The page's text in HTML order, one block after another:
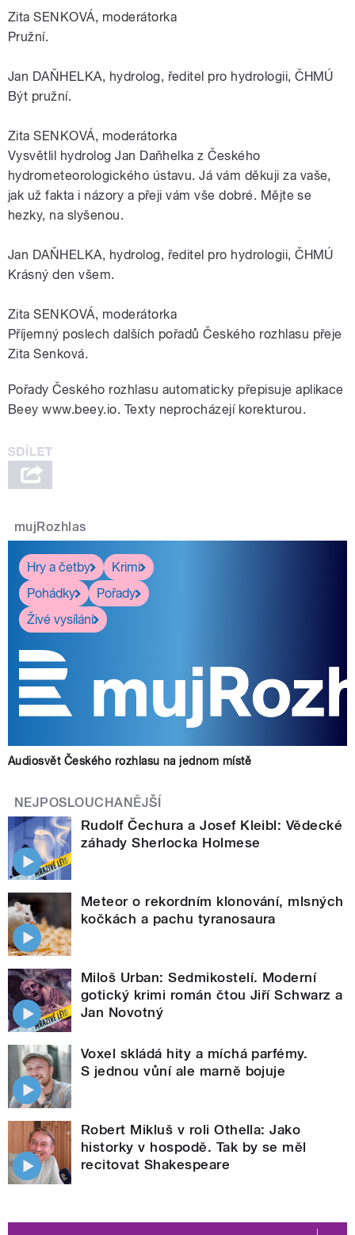
Zita SENKOVÁ, moderátorka
Pružní.
Jan DAŇHELKA, hydrolog, ředitel pro hydrologii, ČHMÚ
Být pružní.
Zita SENKOVÁ, moderátorka
Vysvětlil hydrolog Jan Daňhelka z Českého
hydrometeorologického ústavu. Já vám děkuji za vaše,
jak už fakta i názory a přeji vám vše dobré. Mějte se
hezky, na slyšenou.
Jan DAŇHELKA, hydrolog, ředitel pro hydrologii, ČHMÚ
Krásný den všem.
Zita SENKOVÁ, moderátorka
Příjemný poslech dalších pořadů Českého rozhlasu přeje
Zita Senková.
Pořady Českého rozhlasu automaticky přepisuje aplikace
Beey www.beey.io. Texty neprocházejí korekturou.
mujRozhlas
Hry a četby
Krimi
Pohádky
Pořady
Živé vysílání
Audiosvět Českého rozhlasu na jednom místě
NEJPOSLOUCHANĚJŠÍ
Rudolf Čechura a Josef Kleibl: Vědecké
záhady Sherlocka Holmese
Meteor o rekordním klonování, mlsných
kočkách a pachu tyranosaura
Miloš Urban: Sedmikostelí. Moderní
gotický krimi román čtou Jiří Schwarz a
Jan Novotný
Voxel skládá hity a míchá parfémy.
S jednou vůní ale marně bojuje
Robert Mikluš v roli Othella: Jako
historky v hospodě. Tak by se měl
recitovat Shakespeare